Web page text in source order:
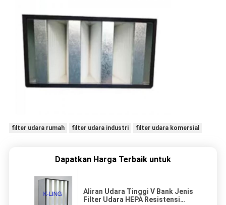
filter udara rumah filter udara industri filter udara komersial
Dapatkan Harga Terbaik untuk
Aliran Udara Tinggi V Bank Jenis
Filter Udara HEPA Resistensi